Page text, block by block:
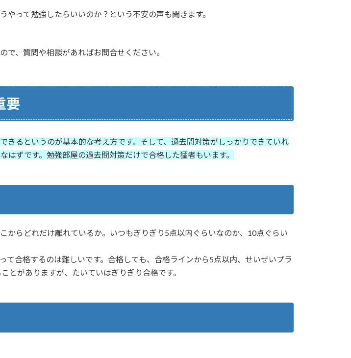
って勉強したらいいのか？という不安の声も聞きます。
、質問や相談があればお問合せください。
要
きるというのが基本的な考え方です。そして、過去問対策がしっかりできていれ
ずです。勉強部屋の過去問対策だけで合格した猛者もいます。
からどれだけ離れているか。いつもぎりぎり5点以内ぐらいなのか、10点ぐらい
合格するのは難しいです。合格しても、合格ラインから5点以内、せいぜいプラ
とがありますが、たいていはぎりぎり合格です。